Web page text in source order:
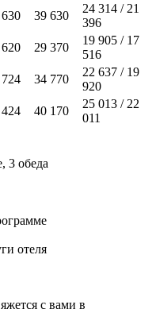
39 630
24 314 / 21
396
29 370
19 905 / 17
516
34 770
22 637 / 19
920
40 170
25 013 / 22
011
3 обеда
отеля
с вами в